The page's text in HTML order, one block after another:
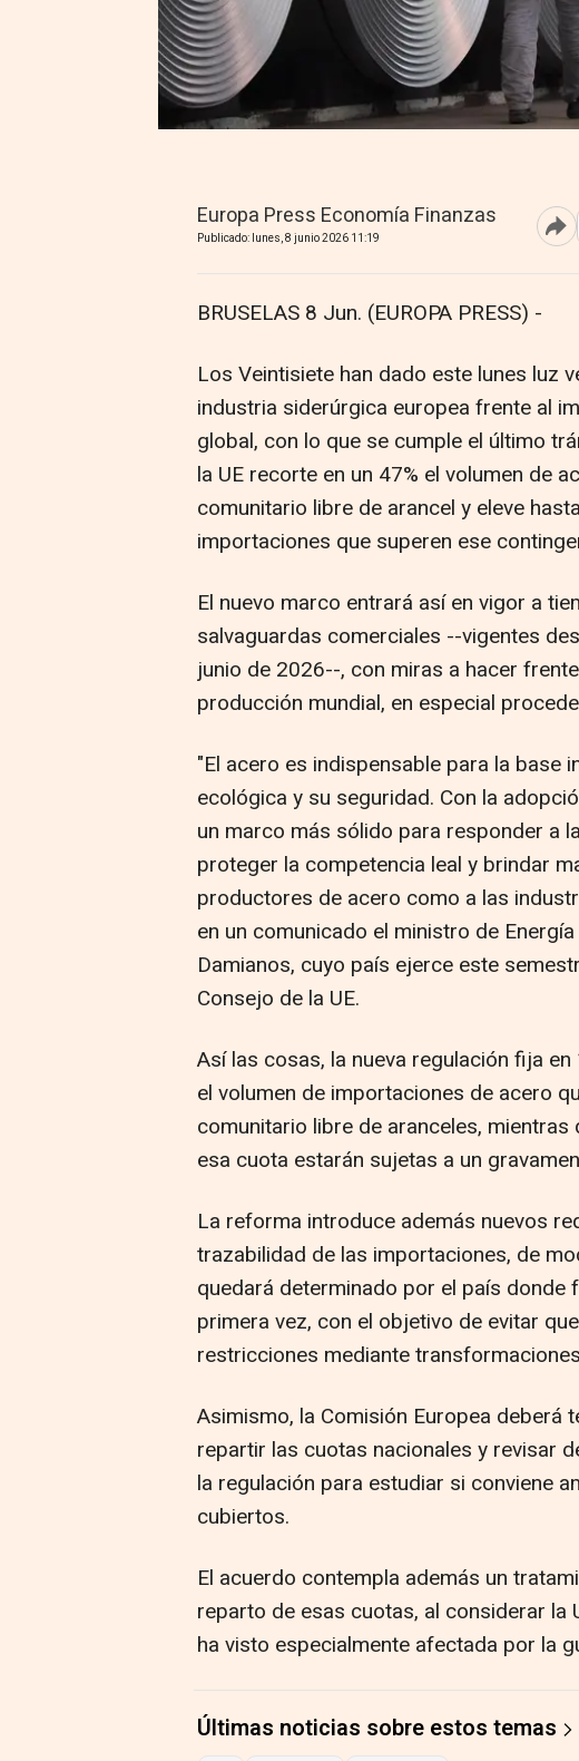
Europa Press Economía Finanzas
Publicado: lunes, 8 junio 2026 11:19
BRUSELAS 8 Jun. (EUROPA PRESS) -
Los Veintisiete han dado este lunes luz
industria siderúrgica europea frente al
global, con lo que se cumple el último
la UE recorte en un 47% el volumen de
comunitario libre de arancel y eleve
importaciones que superen ese
El nuevo marco entrará así en vigor a
salvaguardas comerciales --vigentes
junio de 2026--, con miras a hacer
producción mundial, en especial
"El acero es indispensable para la base
ecológica y su seguridad. Con la
un marco más sólido para responder a
proteger la competencia leal y brindar
productores de acero como a las
en un comunicado el ministro de
Damianos, cuyo país ejerce este
Consejo de la UE.
Así las cosas, la nueva regulación fija
el volumen de importaciones de acero
comunitario libre de aranceles,
esa cuota estarán sujetas a un
La reforma introduce además nuevos
trazabilidad de las importaciones, de
quedará determinado por el país
primera vez, con el objetivo de evitar
restricciones mediante
Asimismo, la Comisión Europea deberá
repartir las cuotas nacionales y revisar
la regulación para estudiar si conviene
cubiertos.
El acuerdo contempla además un
reparto de esas cuotas, al considerar la
ha visto especialmente afectada por la
Últimas noticias sobre estos temas